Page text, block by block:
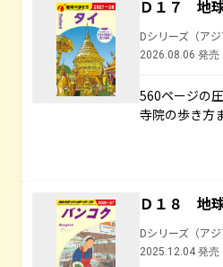
Ｄ１７ 地
Dシリーズ（ア
2026.08.06 発売
560ページの
寺院の歩き方
Ｄ１８ 地
Dシリーズ（ア
2025.12.04 発売